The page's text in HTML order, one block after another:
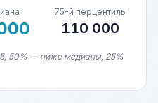
75-й перцентиль
110 000
50% — ниже медианы, 25%